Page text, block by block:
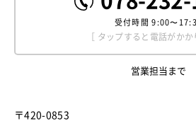
受付時間9:00〜
［ タップすると電話がかか
営業担当まで
〒420-0853